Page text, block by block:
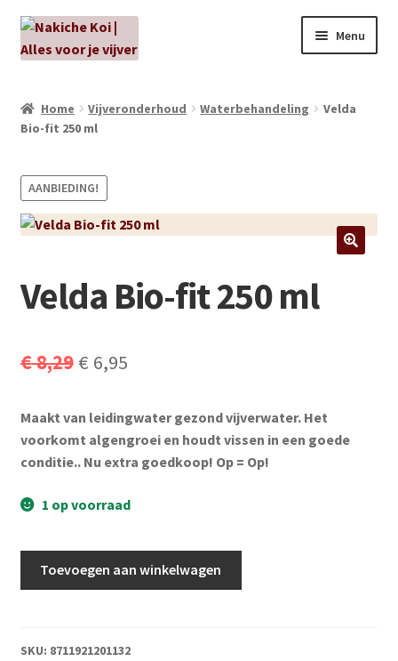
Ga
door
Ga
naar
Menu
Kabouters
Algenbehandeling
Aanbiedingen
Vijverpompen en vijverfilters
Vijverdecoratie en tuindecoratie
Vijveronderhoud
Tuinonderhoud
Voor vissen
Partijhandel
Home Vijveronderhoud Waterbehandeling
Velda
Bio-fit 250 ml
AANBIEDING!
Velda Bio-fit 250 ml
€8,29 Oorspronkelijke
was:
€ 8,29.
€ 6,95Huidige
is:
€ 6,95.
Maakt van leidingwater gezond vijverwater. Het
voorkomt algengroei en houdt vissen in een goede
conditie.. Nu extra goedkoop! Op = Op!
1 op voorraad
ml
Toevoegen aan winkelwagen
SKU: 8711921201132